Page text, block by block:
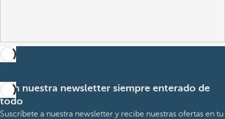
Con nuestra newsletter siempre enterado de
todo
Suscríbete a nuestra newsletter y recibe nuestras ofertas en tu